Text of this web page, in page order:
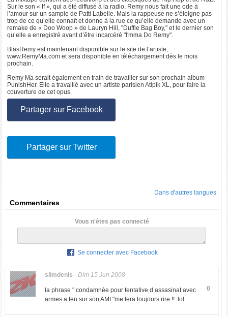
Sur le son « If », qui a été diffusé à la radio, Remy nous fait une ode à
l’amour sur un sample de Patti Labelle. Mais la rappeuse ne s’éloigne pas
trop de ce qu’elle connaît et donne à la rue ce qu’elle demande avec un
remake de « Doo Woop » de Lauryn Hill, "Duffle Bag Boy," et le dernier son
qu’elle a enregistré avant d’être incarcéré "I'mma Do Remy".
BlasRemy est maintenant disponible sur le site de l’artiste,
www.RemyMa.com et sera disponible en téléchargement dès le mois
prochain.
Remy Ma serait également en train de travailler sur son prochain album
PunishHer. Elle a travaillé avec un artiste parisien Atipik XL, pour faire la
couverture de cet opus.
Partager sur Facebook
Partager sur Twitter
Dans d'autres langues
Commentaires
Vous n'êtes pas connecté
Se connecter avec Facebook
slimdenis - Dim 15 Jun 2008
0
la phrase " condamnée pour tentative d assasinat avec
armes a feu sur son AMI "me fera toujours rire !! :lol: